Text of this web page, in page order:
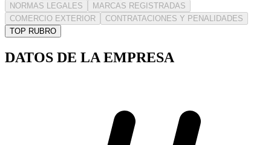
NORMAS LEGALES
MARCAS REGISTRADAS
COMERCIO EXTERIOR
CONTRATACIONES Y PENALIDADES
TOP RUBRO
DATOS DE LA EMPRESA